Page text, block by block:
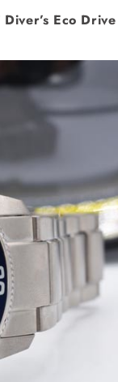
Diver’s Eco Drive